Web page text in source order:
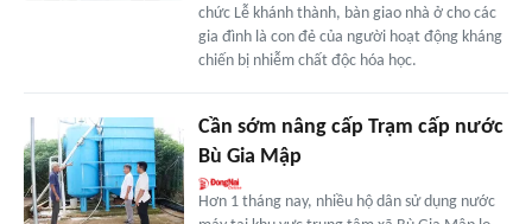
chức Lễ khánh thành, bàn giao nhà ở cho các
gia đình là con đẻ của người hoạt động kháng
chiến bị nhiễm chất độc hóa học.
Cần sớm nâng cấp Trạm cấp nước
Bù Gia Mập
Hơn 1 tháng nay, nhiều hộ dân sử dụng nước